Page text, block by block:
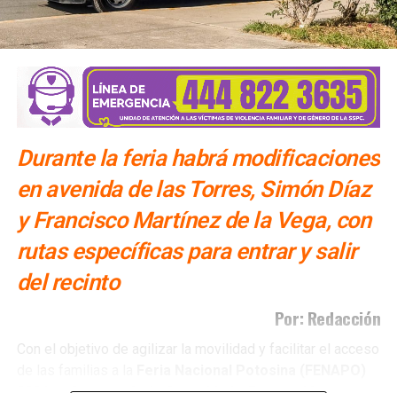
Durante la feria habrá modificaciones
en avenida de las Torres, Simón Díaz
y Francisco Martínez de la Vega, con
rutas específicas para entrar y salir
del recinto
Por: Redacción
Con el objetivo de agilizar la movilidad y facilitar el acceso